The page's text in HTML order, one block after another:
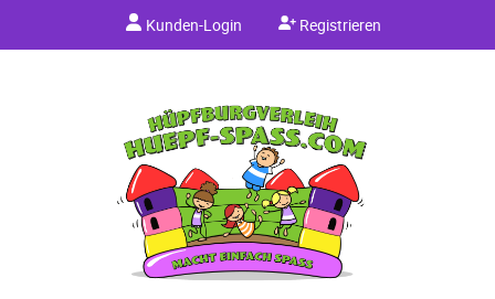
Kunden-Login Registrieren